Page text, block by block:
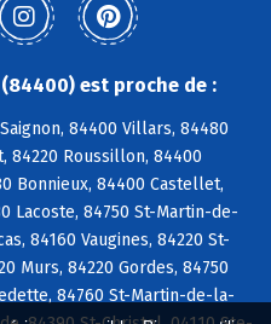
est proche de :
84400 Villars, 84480
84220 Roussillon, 84400
Bonnieux, 84400 Castellet,
Lacoste, 84750 St-Martin-de-
84160 Vaugines, 84220 St-
Murs, 84220 Gordes, 84750
84760 St-Martin-de-la-